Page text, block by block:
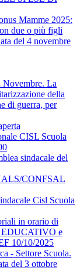
Mamme 2025:
due o più figli
del 4 novembre
La
della
di guerra, per
CISL Scuola
sindacale del
CONFSAL
Cisl Scuola
in orario di
EDUCATIVO e
10/10/2025
- Settore Scuola.
del 3 ottobre